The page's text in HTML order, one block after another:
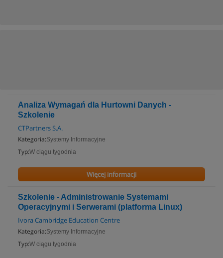
Analiza Wymagań dla Hurtowni Danych -
Szkolenie
CTPartners S.A.
Kategoria:Systemy Informacyjne
Typ:W ciągu tygodnia
Więcej informacji
Szkolenie - Administrowanie Systemami
Operacyjnymi i Serwerami (platforma Linux)
Ivora Cambridge Education Centre
Kategoria:Systemy Informacyjne
Typ:W ciągu tygodnia